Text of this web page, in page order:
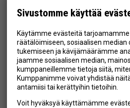
Sivustomme käyttää
Käytämme evästeitä
räätälöimiseen, sosiaalisen median
tukemiseen ja kävijämäärämme
jaamme sosiaalisen median,
kumppaneillemme tietoja siitä,
Kumppanimme voivat yhdistää
antamiisi tai kerättyihin tietoihin.
Voit hyväksyä käyttämämme
MYYMÄLÄ
YHTEYSTIEDOT
Hyväksyn henkilötietojen tallentamisen (
Tilaa